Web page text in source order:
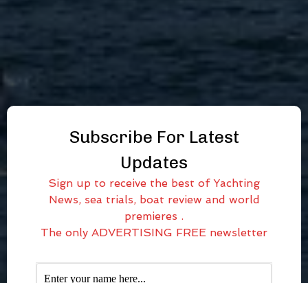
Subscribe For Latest
Updates
Sign up to receive the best of Yachting
News, sea trials, boat review and world
premieres .
The only ADVERTISING FREE newsletter